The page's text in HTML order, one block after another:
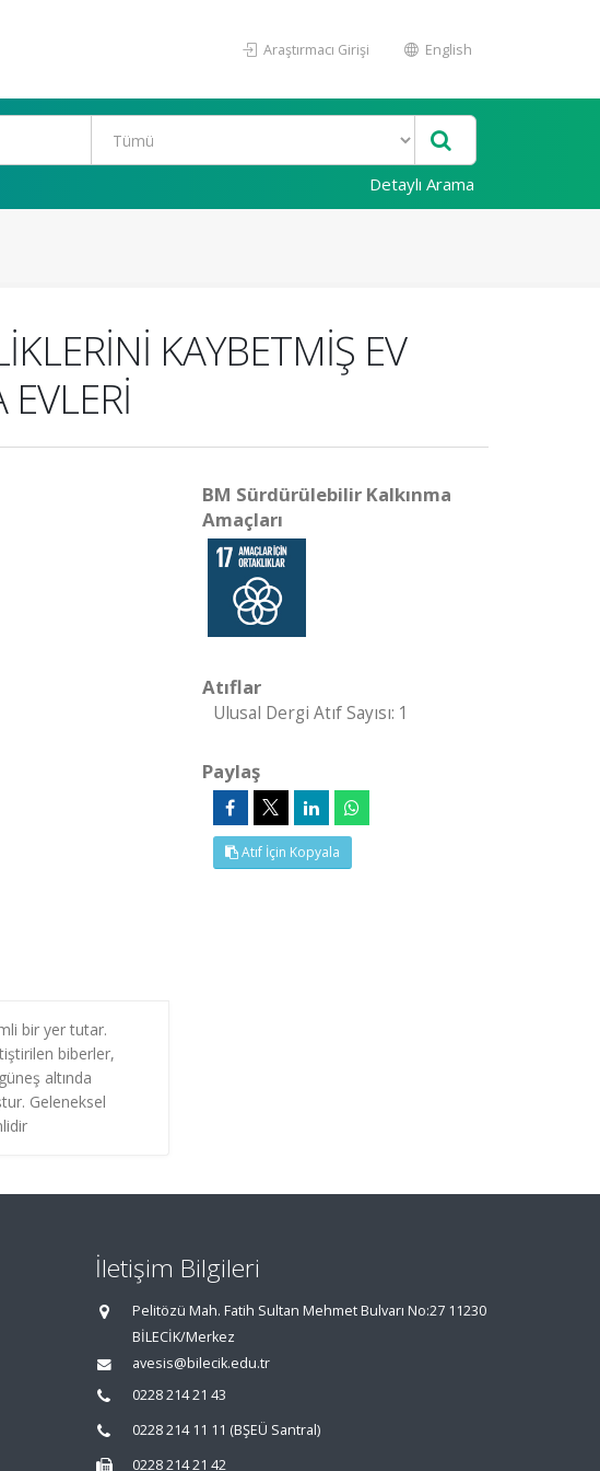
Araştırmacı Girişi English
Detaylı Arama
KAYBETMİŞ EV
bir yer tutar.
biberler,
altında
Geleneksel
BM Sürdürülebilir Kalkınma
Amaçları
Atıflar
Ulusal Dergi Atıf Sayısı: 1
Paylaş
Atıf İçin Kopyala
İletişim Bilgileri
Pelitözü Mah. Fatih Sultan Mehmet Bulvarı No:27 11230
BİLECİK/Merkez
avesis@bilecik.edu.tr
0228 214 21 43
0228 214 11 11 (BŞEÜ Santral)
0228 214 21 42